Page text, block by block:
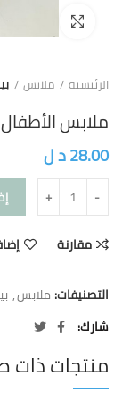
to enlarge
الرئيسية ملابس
ملابس الأطفال
28.00د ل
مقارنة
التصنيفات: ملابس,
شارك
منتجات ذات